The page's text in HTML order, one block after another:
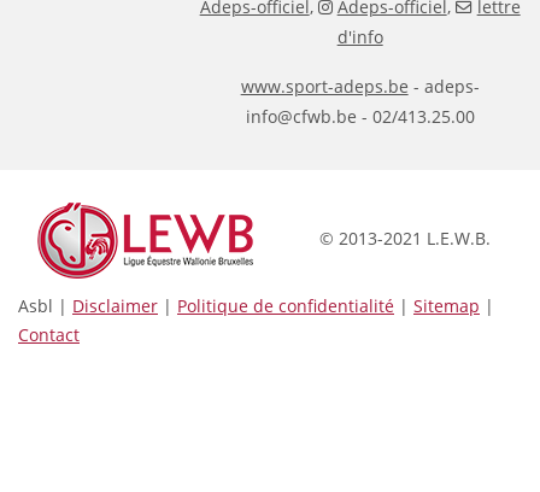
Adeps-officiel, Adeps-officiel,
lettre
d'info
www.sport-adeps.be - adeps-
info@cfwb.be - 02/413.25.00
© 2013-2021 L.E.W.B.
Asbl | Disclaimer | Politique de confidentialité | Sitemap |
Contact